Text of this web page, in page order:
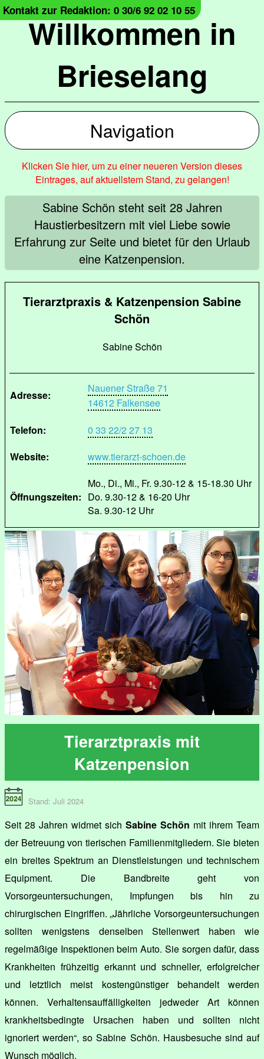
Willkommen in
Brieselang
Kontakt zur Redaktion: 0 30/6 92 02 10 55
Navigation
Klicken Sie hier, um zu einer neueren Version dieses
Eintrages, auf aktuellstem Stand, zu gelangen!
Sabine Schön steht seit 28 Jahren
Haustierbesitzern mit viel Liebe sowie
Erfahrung zur Seite und bietet für den Urlaub
eine Katzenpension.
Tierarztpraxis & Katzenpension Sabine
Schön
Sabine Schön
Adresse:
Nauener Straße 71
14612 Falkensee
Telefon:
0 33 22/2 27 13
Website:
www.tierarzt-schoen.de
Öffnungszeiten:
Mo., Di., Mi., Fr. 9.30-12 & 15-18.30 Uhr
Do. 9.30-12 & 16-20 Uhr
Sa. 9.30-12 Uhr
Tierarztpraxis mit
Katzenpension
Stand: Juli 2024
Seit 28 Jahren widmet sich Sabine Schön mit ihrem Team
der Betreuung von tierischen Familienmitgliedern. Sie bieten
ein breites Spektrum an Dienstleistungen und technischem
Equipment. Die Bandbreite geht von
Vorsorgeuntersuchungen, Impfungen bis hin zu
chirurgischen Eingriffen. „Jährliche Vorsorgeuntersuchungen
sollten wenigstens denselben Stellenwert haben wie
regelmäßige Inspektionen beim Auto. Sie sorgen dafür, dass
Krankheiten frühzeitig erkannt und schneller, erfolgreicher
und letztlich meist kostengünstiger behandelt werden
können. Verhaltensauffälligkeiten jedweder Art können
krankheitsbedingte Ursachen haben und sollten nicht
ignoriert werden“, so Sabine Schön. Hausbesuche sind auf
Wunsch möglich.